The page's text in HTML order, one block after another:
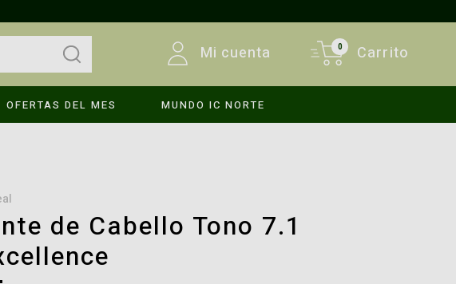
Mi cuenta
INICIAR SESIÓN
0 Carrito
OFERTAS DEL MES MUNDO IC NORTE
de Cabello Tono 7.1